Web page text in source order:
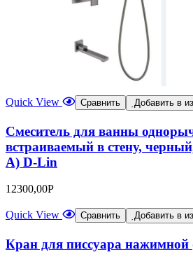
Quick View Сравнить Добавить в
Смеситель для ванны
встраиваемый в стену,
А) D-Lin
12300,00Р
Quick View Сравнить Добавить в
Кран для писсуара нажимной